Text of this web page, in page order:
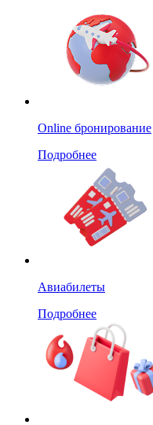
Online бронирование
Подробнее
Авиабилеты
Подробнее